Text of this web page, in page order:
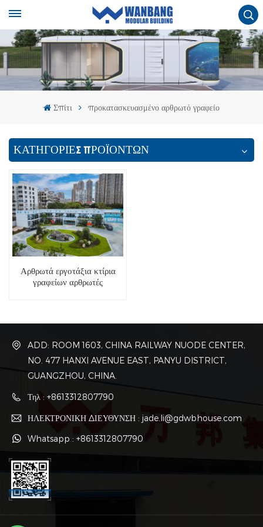
Σπίτι προκατασκευασμένο αρθρωτό γραφείο
ΚΑΤΗΓΟΡΙΕΣ ΠΡΟΪΟΝΤΩΝ
Αρθρωτά εργοτάξια κτίρια
γραφείων αρθρωτές
ADD: ROOM 1603, CHINA RAILWAY NUODE CENTER,
NO. 477 HANXI AVENUE EAST, PANYU DISTRICT,
GUANGZHOU, CHINA.
Τηλ : +8613312807790
ΗΛΕΚΤΡΟΝΙΚΗ ΔΙΕΥΘΥΝΣΗ : jade.li@gdwbhouse.com
Whatsapp : +8613312807790